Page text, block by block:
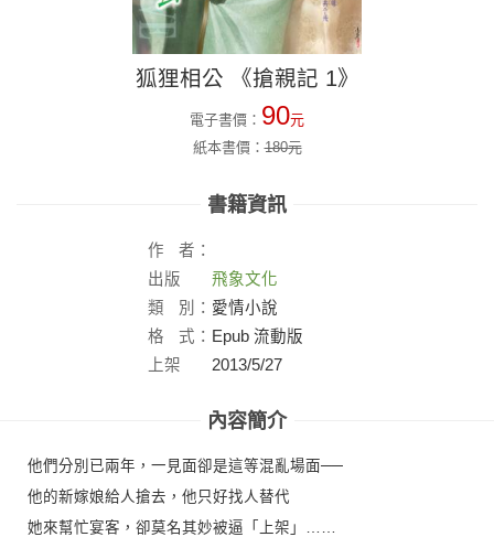
狐狸相公 《搶親記 1》
電子書價： 90元
紙本書價：180元
書籍資訊
作
者：
出版
社：
飛象文化
類
別： 愛情小說
格
式： Epub 流動版
上架
2013/5/27
內容簡介
他們分別已兩年，一見面卻是這等混亂場面──
他的新嫁娘給人搶去，他只好找人替代
她來幫忙宴客，卻莫名其妙被逼「上架」……